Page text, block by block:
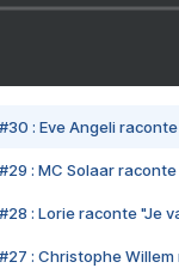
#30 : Eve Angeli
#29 : MC Solaar
#28 : Lorie raconte "Je
#27 : Christophe